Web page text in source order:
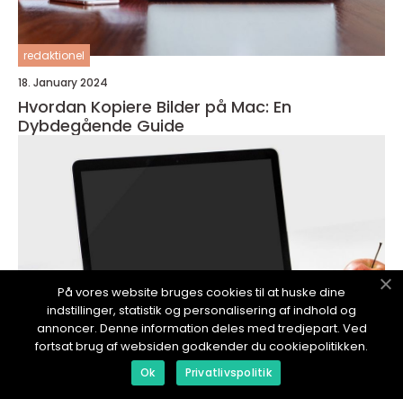
redaktionel
18. January 2024
Hvordan Kopiere Bilder på Mac: En
Dybdegående Guide
På vores website bruges cookies til at huske dine
indstillinger, statistik og personalisering af indhold og
annoncer. Denne information deles med tredjepart. Ved
fortsat brug af websiden godkender du cookiepolitikken.
Ok Privatlivspolitik